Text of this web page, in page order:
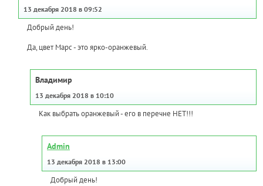
13 декабря 2018 в 09:52
Добрый день!
Да, цвет Марс - это ярко-оранжевый.
Владимир
13 декабря 2018 в 10:10
Как выбрать оранжевый - его в перечне НЕТ!!!
Admin
13 декабря 2018 в 13:00
Добрый день!